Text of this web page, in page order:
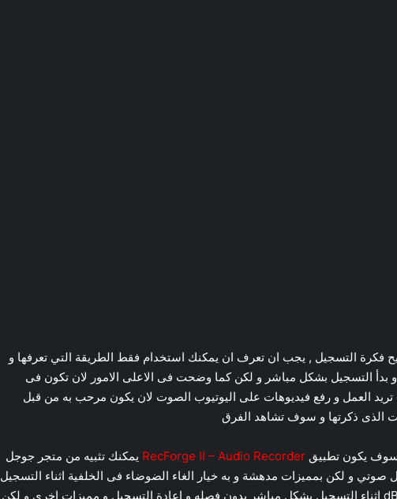
فكرة التسجيل , يجب ان تعرف ان يمكنك استخدام فقط الطريقة التي تعرفها و
و بدأ التسجيل بشكل مباشر و لكن كما وضحت فى الاعلى الامور لان تكون فى
العمل و رفع فيديوهات على اليوتيوب الصوت لان يكون مرحب به من قبل
الذى ذكرتها و سوف تشاهد الفرق
سوف يكون تطبيق RecForge II – Audio Recorder يمكنك تثبيه من متجر جوجل
صوتي و لكن بمميزات مدهشة و به خيار الغاء الضوضاء فى الخلفية اثناء التسجيل
و ايضا التحكم فى درجة الصوت و dBi اثناء التسجيل بشكل مباشر بدون فصله و اعادة التسجيل و مميزات اخرى و لكن